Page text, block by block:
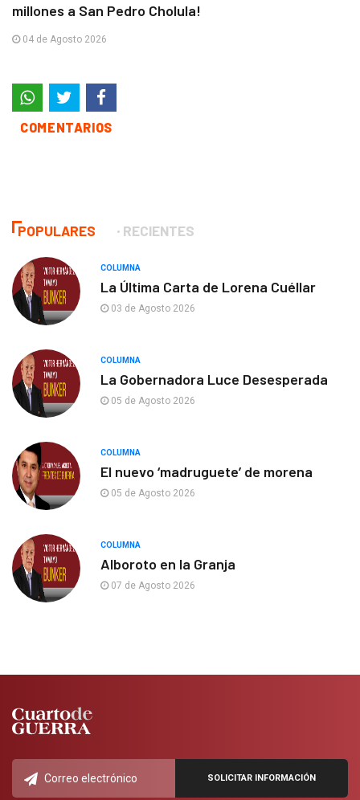
millones a San Pedro Cholula!
04 de Agosto 2026
COMENTARIOS
POPULARES RECIENTES
COLUMNA
La Última Carta de Lorena Cuéllar
03 de Agosto 2026
COLUMNA
La Gobernadora Luce Desesperada
05 de Agosto 2026
COLUMNA
El nuevo ‘madruguete’ de morena
05 de Agosto 2026
COLUMNA
Alboroto en la Granja
07 de Agosto 2026